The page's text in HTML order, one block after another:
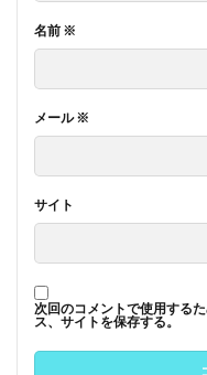
名前 ※
メール※
サイト
次回のコメントで使用する
ス、サイトを保存する。